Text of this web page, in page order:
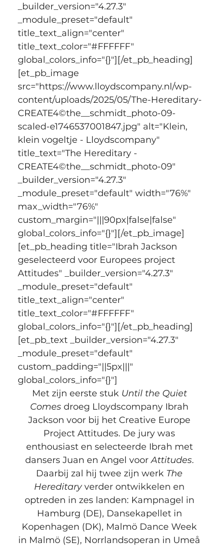
_builder_version="4.27.3"
_module_preset="default"
title_text_align="center"
title_text_color="#FFFFFF"
global_colors_info="{}"][/et_pb_heading]
[et_pb_image
src="https://www.lloydscompany.nl/wp-
content/uploads/2025/05/The-Hereditary-
CREATE4©the__schmidt_photo-09-
scaled-e1746537001847.jpg" alt="Klein,
klein vogeltje - Lloydscompany"
title_text="The Hereditary -
CREATE4©the__schmidt_photo-09"
_builder_version="4.27.3"
_module_preset="default" width="76%"
max_width="76%"
custom_margin="|||90px|false|false"
global_colors_info="{}"][/et_pb_image]
[et_pb_heading title="Ibrah Jackson
geselecteerd voor Europees project
Attitudes" _builder_version="4.27.3"
_module_preset="default"
title_text_align="center"
title_text_color="#FFFFFF"
global_colors_info="{}"][/et_pb_heading]
[et_pb_text _builder_version="4.27.3"
_module_preset="default"
custom_padding="||5px|||"
global_colors_info="{}"]
Met zijn eerste stuk Until the Quiet
Comes droeg Lloydscompany Ibrah
Jackson voor bij het Creative Europe
Project Attitudes. De jury was
enthousiast en selecteerde Ibrah met
dansers Juan en Angel voor Attitudes.
Daarbij zal hij twee zijn werk The
Hereditary verder ontwikkelen en
optreden in zes landen: Kampnagel in
Hamburg (DE), Dansekapellet in
Kopenhagen (DK), Malmö Dance Week
in Malmö (SE), Norrlandsoperan in Umeå